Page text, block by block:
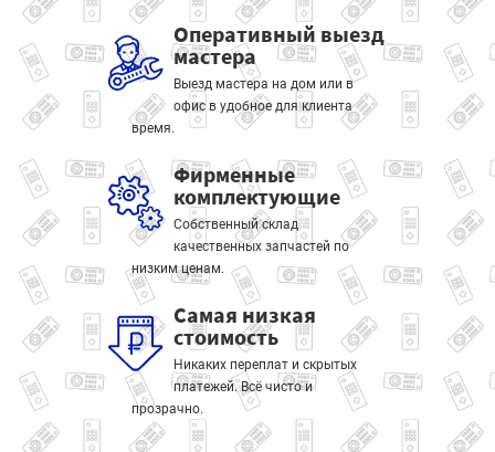
Оперативный выезд
мастера
Выезд мастера на дом или в
офис в удобное для клиента
время.
Фирменные
комплектующие
Собственный склад
качественных запчастей по
низким ценам.
Самая низкая
стоимость
Никаких переплат и скрытых
платежей. Всё чисто и
прозрачно.